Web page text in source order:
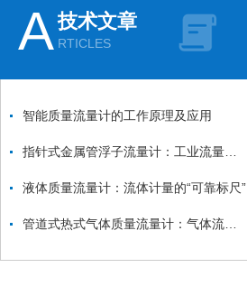
A技术文章
RTICLES
智能质量流量计的工作原理及应用
液体质量流量计：流体计量的“可靠标尺”